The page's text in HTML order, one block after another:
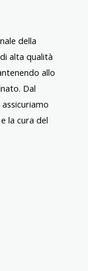
della
alta qualità
allo
Dal
la cura del